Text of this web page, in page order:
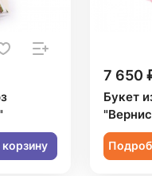
корзину
7 650
Букет